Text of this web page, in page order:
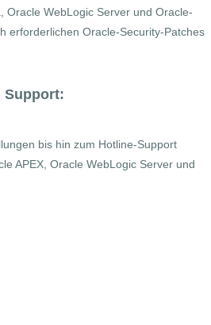
Oracle WebLogic Server und Oracle-
erforderlichen Oracle-Security-Patches
Support:
bis hin zum Hotline-Support
APEX, Oracle WebLogic Server und